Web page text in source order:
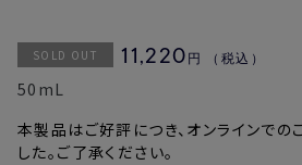
SOLD OUT 11,220 円 （税込）
50mL
本製品はご好評につき、オンラインで
した。ご了承ください。